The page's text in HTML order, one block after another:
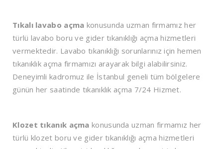
Tıkalı lavabo açma konusunda uzman firmamız her
türlü lavabo boru ve gider tıkanıklığı açma hizmetleri
vermektedir. Lavabo tıkanıklığı sorunlarınız için hemen
tıkanıklık açma firmamızı arayarak bilgi alabilirsiniz.
Deneyimli kadromuz ile İstanbul geneli tüm bölgelere
günün her saatinde tıkanıklık açma 7/24 Hizmet.
Klozet tıkanık açma konusunda uzman firmamız her
türlü klozet boru ve gider tıkanıklığı açma hizmetleri